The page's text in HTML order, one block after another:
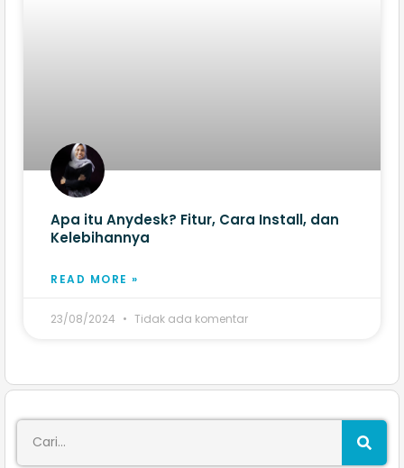
Apa itu Anydesk? Fitur, Cara Install, dan
Kelebihannya
READ MORE »
23/08/2024 Tidak ada komentar